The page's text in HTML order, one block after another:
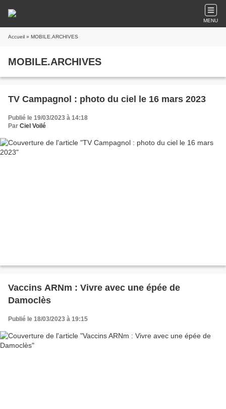
MENU
Accueil » MOBILE.ARCHIVES
MOBILE.ARCHIVES
TV Campagnol : photo du ciel le 16 mars 2023
Publié le 19/03/2023 à 14:18
Par Ciel Voilé
Vaccins ARNm : Vivre avec une épée de
Damoclès
Publié le 18/03/2023 à 19:15